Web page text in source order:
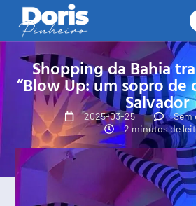
Shopping da Bahia
“Blow Up: um sopro de
Salvador
2025-03-25
Sem
2 minutos de